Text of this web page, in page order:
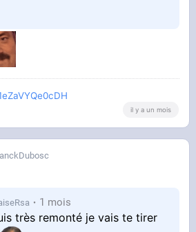
il y a un mois
1 mois
très remonté je vais te tirer